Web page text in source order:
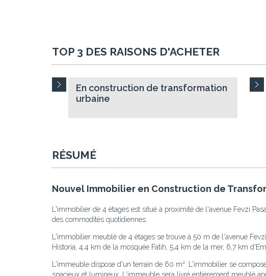
TOP 3 DES RAISONS D'ACHETER
En construction de transformation
urbaine
RÉSUMÉ
Nouvel Immobilier en Construction de
L'immobilier de 4 étages est situé à proximité de l'avenue Fevzi
des commodités quotidiennes.
L'immobilier meublé de 4 étages se trouve à 50 m de l'avenue
Historia, 4,4 km de la mosquée Fatih, 5,4 km de la mer, 6,7 km
L'immeuble dispose d'un terrain de 60 m². L'immobilier se